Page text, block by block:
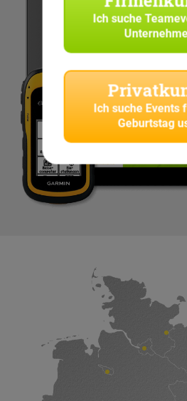
Ich suche
Ich suche Events
Geburtstag